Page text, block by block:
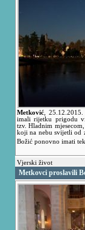
Metković
imali rijetku prigodu
tzv. Hladnim
koji na nebu svijetli od
Božić ponovno imati
Vjerski život
Metkovci proslavili